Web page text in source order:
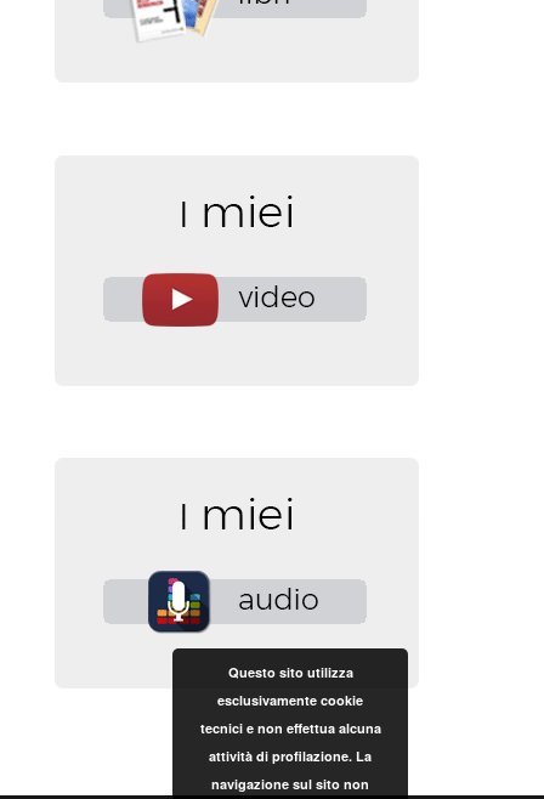
Questo sito utilizza
esclusivamente cookie
tecnici e non effettua alcuna
attività di profilazione. La
navigazione sul sito non